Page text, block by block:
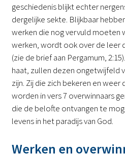
geschiedenis blijkt echter
dergelijke sekte. Blijkbaar
werken die nog vervuld moeten
werken, wordt ook over de leer
(zie de brief aan Pergamum,
haat, zullen dezen ongetwijfeld
zijn. Zij die zich bekeren en
worden in vers 7 overwinnaars
die de belofte ontvangen te
levens in het paradijs van God.
Werken en